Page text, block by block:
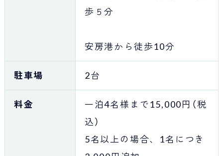
歩５分
安房港から徒歩10分
駐車場 2台
料金
一泊4名様まで15,000円（税
込）
5名以上の場合、1名につき